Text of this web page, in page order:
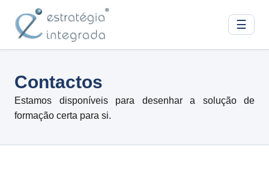
☰
Contactos
Estamos disponíveis para desenhar a solução de
formação certa para si.